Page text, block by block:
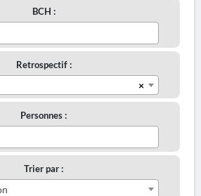
BCH :
Retrospectif :
×
Personnes :
Trier par :